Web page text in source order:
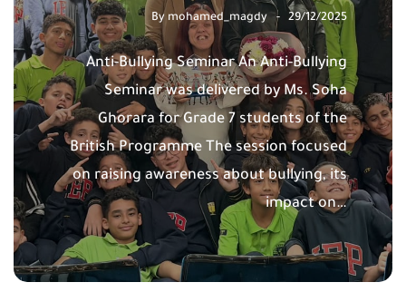
By mohamed_magdy 29/12/2025
Anti-Bullying Seminar An Anti-Bullying
Seminar was delivered by Ms. Soha
Ghorara for Grade 7 students of the
British Programme The session focused
on raising awareness about bullying, its
impact on…